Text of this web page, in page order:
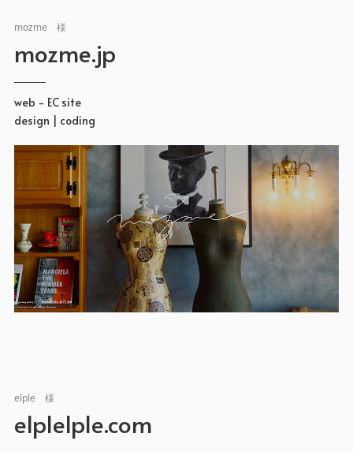
mozme 様
mozme.jp
web - EC site
design | coding
elple 様
elplelple.com